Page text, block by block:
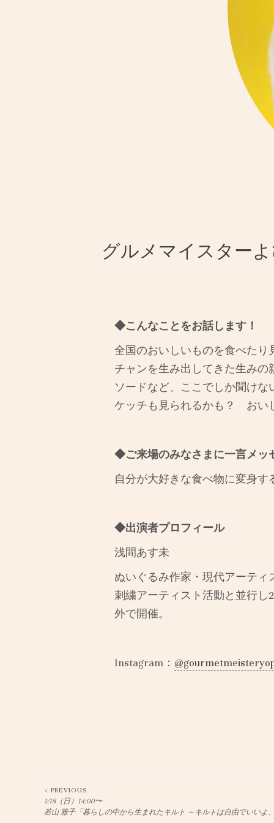
グルメマイスター
◆こんなことをお話します！
全国のおいしいものを食べた
チャンを生み出してきた生み
ソードなど、ここでしか聞け
ケッチも見られるかも？ おい
◆ご来場のみなさまに一言メッ
自分が大好きな食べ物に変身す
◆出演者プロフィール
浅間あす未
ぬいぐるみ作家・現代アーティ
刺繍アーティスト活動と並行
外で開催。
Instagram：
Post
< PREVIOUS
1/18（日）14:00〜
若山 雅子「暮らしの中から生まれたキルト ～キルトは自由でいいよ